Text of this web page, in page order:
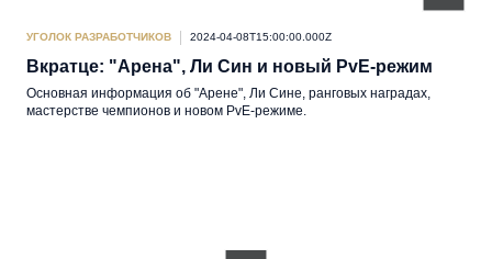
УГОЛОК РАЗРАБОТЧИКОВ 2024-04-08T15:00:00.000Z
Вкратце: "Арена", Ли Син и новый PvE-режим
Основная информация об "Арене", Ли Сине, ранговых наградах,
мастерстве чемпионов и новом PvE-режиме.